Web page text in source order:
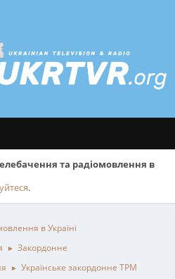
та радіомовлення в
.
в Україні
► Закордонне
► Українське закордонне ТРМ